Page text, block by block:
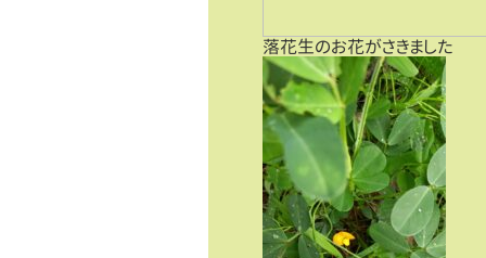
落花生のお花がさきました